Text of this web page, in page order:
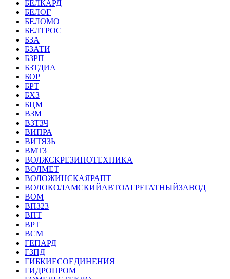
БЕЛКАРД
БЕЛОГ
БЕЛОМО
БЕЛТРОС
БЗА
БЗАТИ
БЗРП
БЗТДИА
БОР
БРТ
БХЗ
БЦМ
ВЗМ
ВЗТЗЧ
ВИПРА
ВИТЯЗЬ
ВМТЗ
ВОЛЖСКРЕЗИНОТЕХНИКА
ВОЛМЕТ
ВОЛОЖИНСКАЯРАПТ
ВОЛОКОЛАМСКИЙАВТОАГРЕГАТНЫЙЗАВОД
ВОМ
ВПЗ23
ВПТ
ВРТ
ВСМ
ГЕПАРД
ГЗПД
ГИБКИЕСОЕДИНЕНИЯ
ГИДРОПРОМ